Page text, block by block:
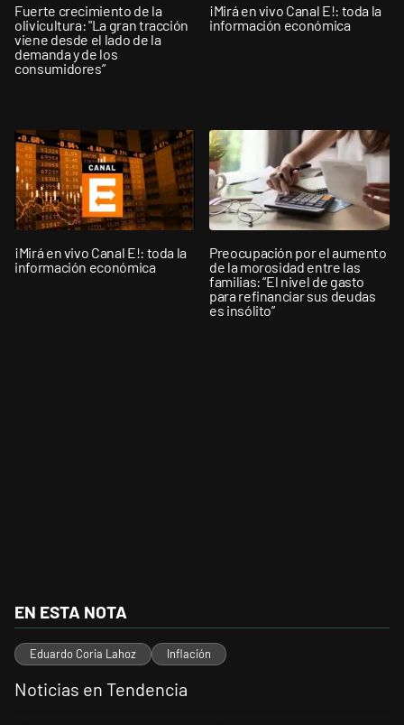
Fuerte crecimiento de la
olivicultura: "La gran tracción
viene desde el lado de la
demanda y de los
consumidores”
¡Mirá en vivo Canal E!: toda la
información económica
¡Mirá en vivo Canal E!: toda la
información económica
Preocupación por el aumento
de la morosidad entre las
familias: “El nivel de gasto
para refinanciar sus deudas
es insólito”
EN ESTA NOTA
Eduardo Coria Lahoz Inflación
Noticias en Tendencia